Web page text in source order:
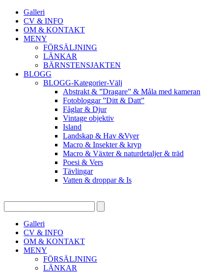
Galleri
CV & INFO
OM & KONTAKT
MENY
FÖRSÄLJNING
LÄNKAR
BÄRNSTENSJAKTEN
BLOGG
BLOGG-Kategorier-Välj
Abstrakt & ”Dragare” & Måla med kameran
Fotobloggar ”Ditt & Datt”
Fåglar & Djur
Vintage objektiv
Island
Landskap & Hav &Vyer
Macro & Insekter & kryp
Macro & Växter & naturdetaljer & träd
Poesi & Vers
Tävlingar
Vatten & droppar & Is
Galleri
CV & INFO
OM & KONTAKT
MENY
FÖRSÄLJNING
LÄNKAR